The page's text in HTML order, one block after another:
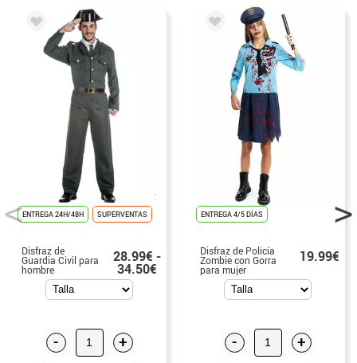
ENTREGA 24H/48H SUPERVENTAS
Disfraz de
Guardia Civil para
hombre
28.99€ -
34.50€
- +
ENTREGA 4/5 DÍAS
Disfraz de Policía
Zombie con Gorra
para mujer
19.99€
- +